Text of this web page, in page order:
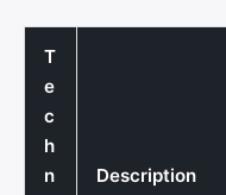
T
e
c
h
n
Description